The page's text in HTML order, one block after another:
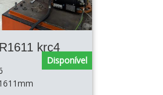
krc4
Disponível